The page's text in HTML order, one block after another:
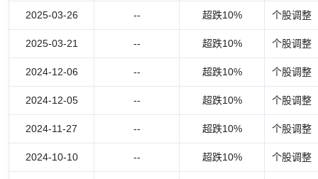
2025-03-26 -- 超跌10% 个股调整
2025-03-21 -- 超跌10% 个股调整
2024-12-06 -- 超跌10% 个股调整
2024-12-05 -- 超跌10% 个股调整
2024-11-27 -- 超跌10% 个股调整
2024-10-10 -- 超跌10% 个股调整